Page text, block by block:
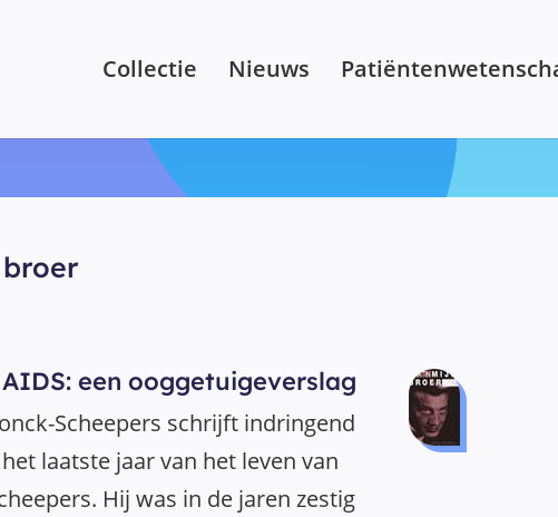
Collectie Nieuws
een ooggetuigeverslag
Scheepers schrijft indringend
laatste jaar van het leven van
Hij was in de jaren zestig